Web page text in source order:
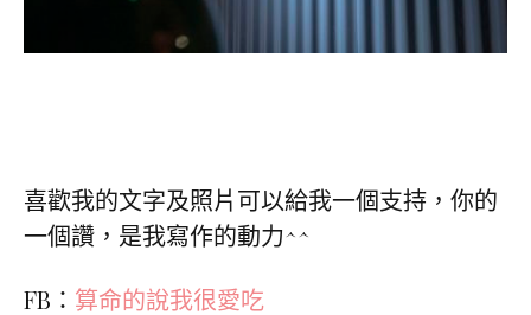
喜歡我的文字及照片可以給我一個支持，你的
一個讚，是我寫作的動力^^
FB： 算命的說我很愛吃